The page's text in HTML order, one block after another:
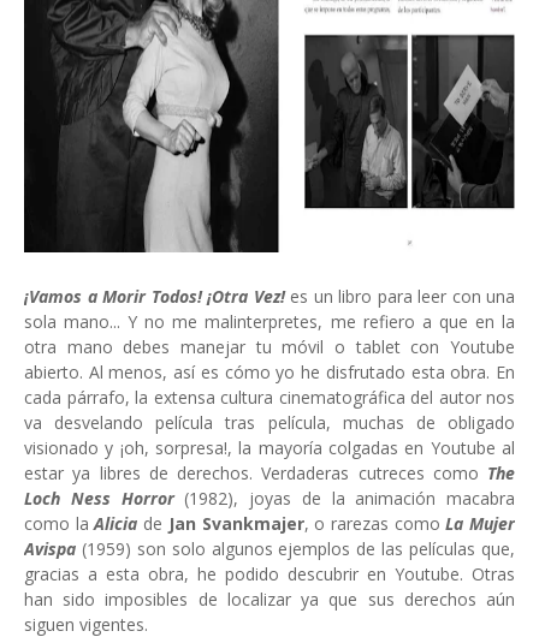
¡Vamos a Morir Todos! ¡Otra Vez!es un libro para leer con una
sola mano... Y no me malinterpretes, me refiero a que en la
otra mano debes manejar tu móvil o tablet con Youtube
abierto. Al menos, así es cómo yo he disfrutado esta obra. En
cada párrafo, la extensa cultura cinematográfica del autor nos
va desvelando película tras película, muchas de obligado
visionado y ¡oh, sorpresa!, la mayoría colgadas en Youtube al
estar ya libres de derechos. Verdaderas cutreces como The
Loch Ness Horror (1982), joyas de la animación macabra
como laAlicia de Jan Svankmajer, o rarezas comoLa Mujer
Avispa (1959) son solo algunos ejemplos de las películas que,
gracias a esta obra, he podido descubrir en Youtube. Otras
han sido imposibles de localizar ya que sus derechos aún
siguen vigentes.